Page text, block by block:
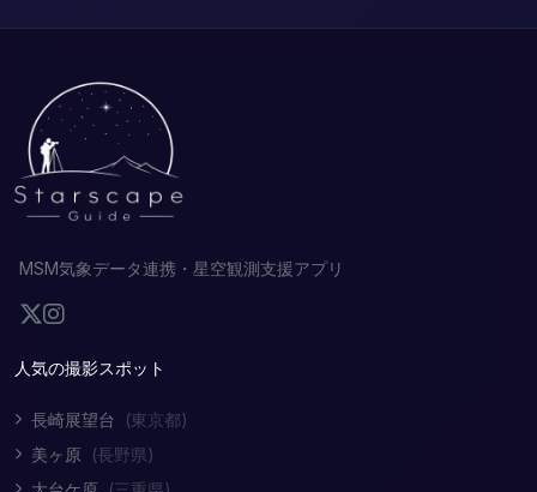
MSM気象データ連携・星空観測支援アプリ
人気の撮影スポット
長崎展望台
(東京都)
美ヶ原 (長野県)